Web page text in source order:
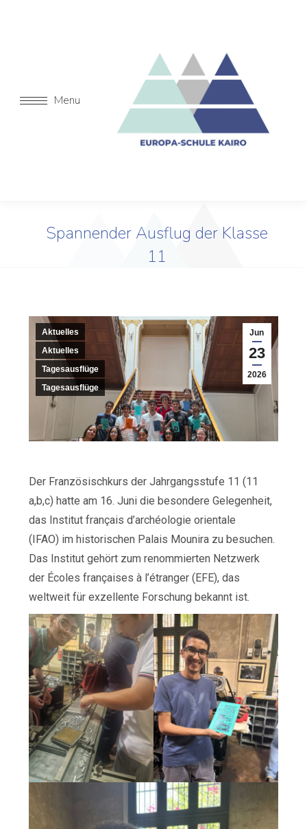
Menu
Spannender Ausflug der Klasse
11
Jun
23
2026
Aktuelles
Aktuelles
Tagesausflüge
Tagesausflüge
Der Französischkurs der Jahrgangsstufe 11 (11
a,b,c) hatte am 16. Juni die besondere Gelegenheit,
das Institut français d’archéologie orientale
(IFAO) im historischen Palais Mounira zu besuchen.
Das Institut gehört zum renommierten Netzwerk
der Écoles françaises à l’étranger (EFE), das
weltweit für exzellente Forschung bekannt ist.